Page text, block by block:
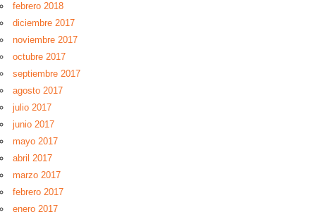
febrero 2018
diciembre 2017
noviembre 2017
octubre 2017
septiembre 2017
agosto 2017
julio 2017
junio 2017
mayo 2017
abril 2017
marzo 2017
febrero 2017
enero 2017